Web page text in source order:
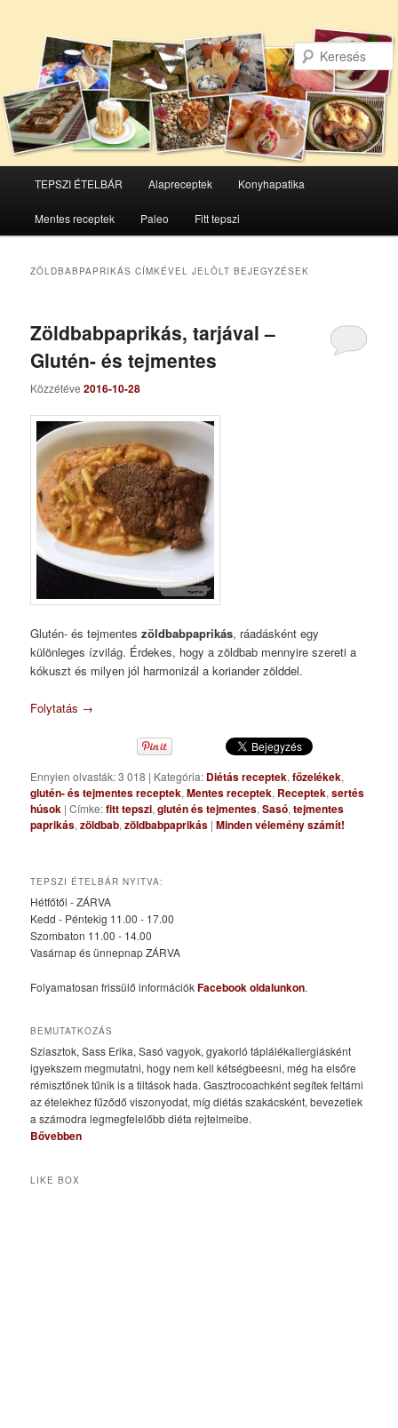
Tovább
az
Tovább
a
TEPSZI ÉTELBÁR Alapreceptek Konyhapatika
Mentes receptek Paleo Fitt tepszi
ZÖLDBABPAPRIKÁS CÍMKÉVEL JELÖLT BEJEGYZÉSEK
Zöldbabpaprikás, tarjával –
Glutén- és tejmentes
Közzétéve2016-10-28
Glutén- és tejmenteszöldbabpaprikás, ráadásként egy
különleges ízvilág. Érdekes, hogy a zöldbab mennyire szereti a
kókuszt és milyen jól harmonizál a koriander zölddel.
Folytatás →
Ennyien olvasták: 3 018 | Kategória: Diétás receptek,főzelékek,
glutén- és tejmentes receptek,Mentes receptek, Receptek,sertés
húsok |Címke:fitt tepszi,glutén és tejmentes,Sasó,tejmentes
paprikás,zöldbab,zöldbabpaprikás |Minden vélemény számít!
TEPSZI ÉTELBÁR NYITVA:
Hétfőtől - ZÁRVA
Kedd - Péntekig 11.00 - 17.00
Szombaton 11.00 - 14.00
Vasárnap és ünnepnap ZÁRVA
Folyamatosan frissülő információkFacebook oldalunkon.
BEMUTATKOZÁS
Sziasztok, Sass Erika, Sasó vagyok, gyakorló táplálékallergiásként
igyekszem megmutatni, hogy nem kell kétségbeesni, még ha elsőre
rémisztőnek tűnik is a tiltások hada. Gasztrocoachként segítek feltárni
az ételekhez fűződő viszonyodat, míg diétás szakácsként, bevezetlek
a számodra legmegfelelőbb diéta rejtelmeibe.
Bővebben
LIKE BOX